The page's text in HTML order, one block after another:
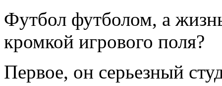
Футбол футболом, а
кромкой игрового поля?
Первое, он серьезный